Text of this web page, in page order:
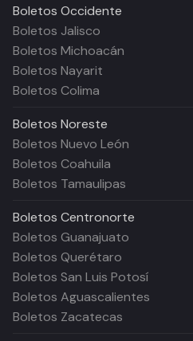
Boletos Occidente
Boletos Jalisco
Boletos Michoacán
Boletos Nayarit
Boletos Colima
Boletos Noreste
Boletos Nuevo León
Boletos Coahuila
Boletos Tamaulipas
Boletos Centronorte
Boletos Guanajuato
Boletos Querétaro
Boletos San Luis Potosí
Boletos Aguascalientes
Boletos Zacatecas